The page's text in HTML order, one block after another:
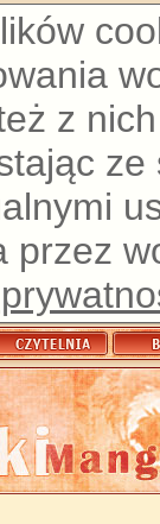
z
przez